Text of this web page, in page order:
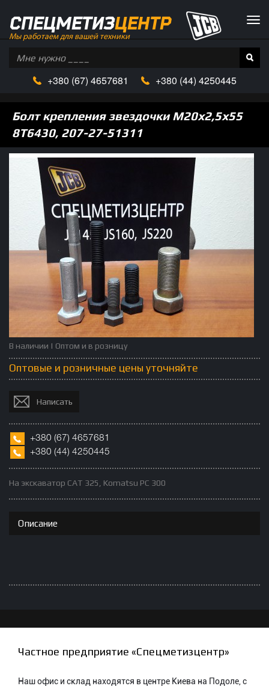
СПЕЦМЕТИЗЦЕНТР
Мы работаем для вашей техники
+380 (67) 4657681 +380 (44) 4250445
Болт крепления звездочки М20х2,5х55
8Т6430, 207-27-51311
В наличии | Оптом и в розницу
Оптовые и розничные цены уточняйте
Написать
+380 (67) 4657681
+380 (44) 4250445
На экскаватор САТ 325, Komatsu PC 300
Описание
Частное предприятие «Спецметизцентр»
Наш офис и склад находятся в центре Киева на Подоле, с